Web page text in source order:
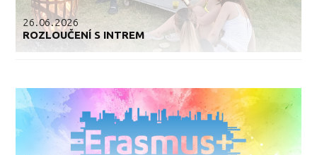
26.06.2026
ROZLOUČENÍ S INTREM